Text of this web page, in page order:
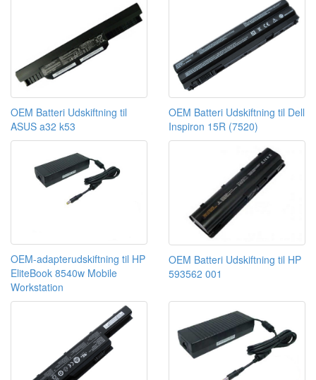
OEM Batteri Udskiftning til
ASUS a32 k53
OEM Batteri Udskiftning til Dell
Inspiron 15R (7520)
OEM-adapterudskiftning til HP
EliteBook 8540w Mobile
Workstation
OEM Batteri Udskiftning til HP
593562 001